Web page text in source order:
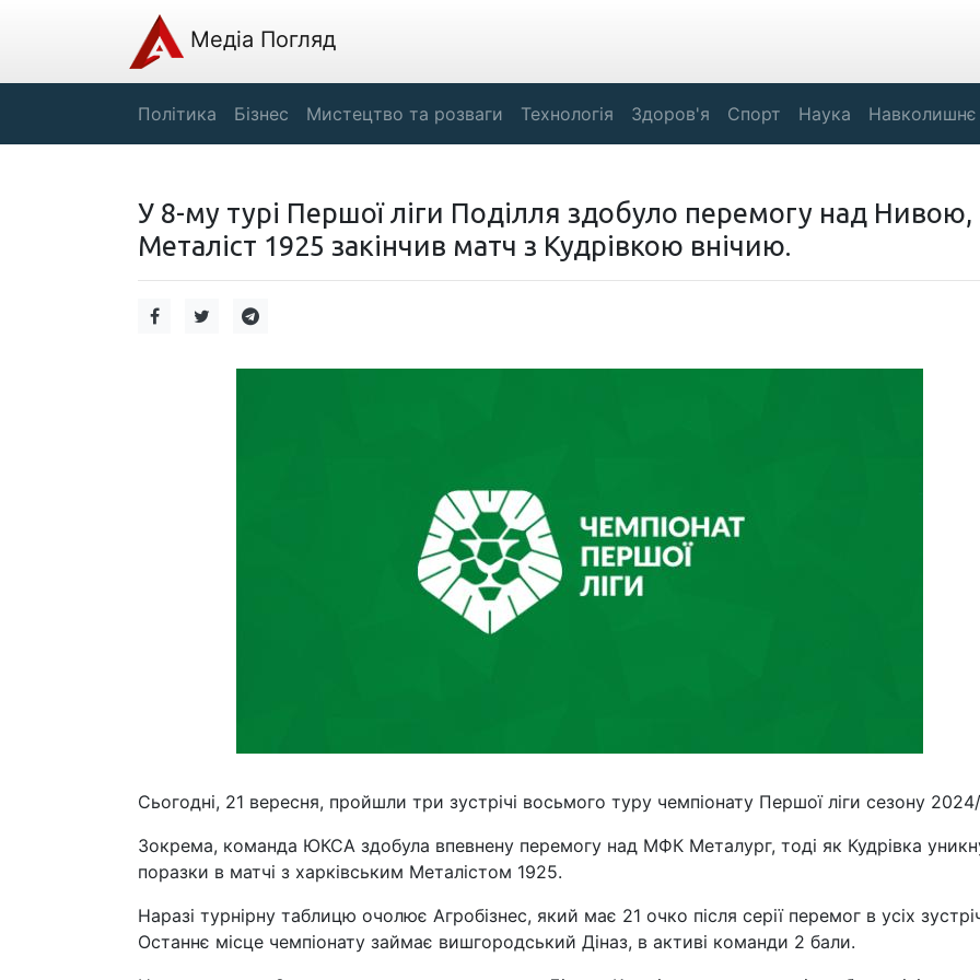
Медіа Погляд
Політика Бізнес Мистецтво та розваги Технологія Здоров'я Спорт Наука
У 8-му турі Першої ліги Поділля здобуло перемогу над Нивою,
Металіст 1925 закінчив матч з Кудрівкою внічию.
Сьогодні, 21 вересня, пройшли три зустрічі восьмого туру чемпіонату Першої ліги сезону
Зокрема, команда ЮКСА здобула впевнену перемогу над МФК Металург, тоді як Кудрівка
поразки в матчі з харківським Металістом 1925.
Наразі турнірну таблицю очолює Агробізнес, який має 21 очко після серії перемог в усіх
Останнє місце чемпіонату займає вишгородський Діназ, в активі команди 2 бали.